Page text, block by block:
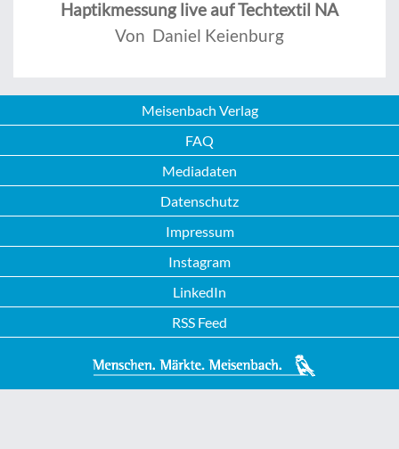
Haptikmessung live auf Techtextil NA
Von Daniel Keienburg
Meisenbach Verlag
FAQ
Mediadaten
Datenschutz
Impressum
Instagram
LinkedIn
RSS Feed